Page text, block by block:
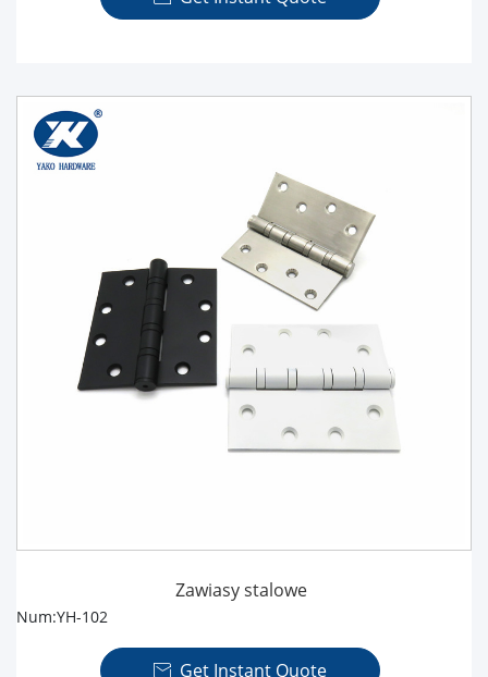
Zawiasy stalowe
Num:YH-102
 Get Instant Quote